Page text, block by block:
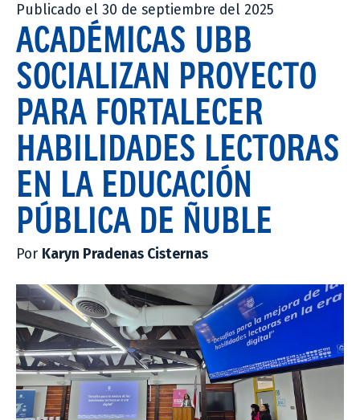
Publicado el 30 de septiembre del 2025
ACADÉMICAS UBB
SOCIALIZAN PROYECTO
PARA FORTALECER
HABILIDADES LECTORAS
EN LA EDUCACIÓN
PÚBLICA DE ÑUBLE
Por Karyn Pradenas Cisternas